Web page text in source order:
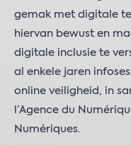
gemak met digitale
hiervan bewust en
digitale inclusie te
al enkele jaren
online veiligheid, in
l’Agence du
Numériques.